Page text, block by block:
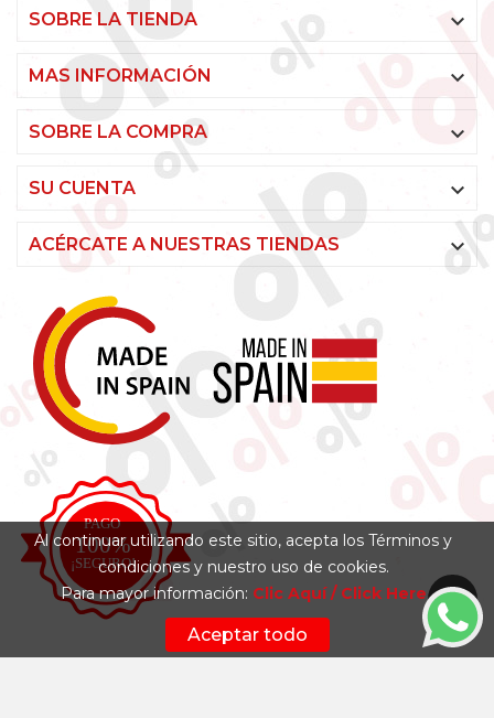
Al continuar utilizando este sitio, acepta los Términos y
condiciones y nuestro uso de cookies.
Para mayor información: Clic Aquí / Click Here
Aceptar todo
SOBRE LA TIENDA 
MAS INFORMACIÓN 
SOBRE LA COMPRA 
SU CUENTA 
ACÉRCATE A NUESTRAS TIENDAS 